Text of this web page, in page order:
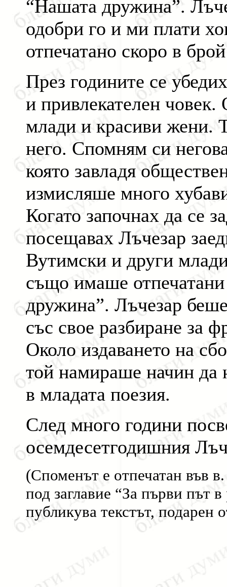
“Нашата дружина”.
одобри го и ми плати
отпечатано скоро в
През годините се
и привлекателен човек.
млади и красиви жени.
него. Спомням си
която завладя
измисляше много
Когато започнах да се
посещавах Лъчезар
Вутимски и други
също имаше отпечатани
дружина”. Лъчезар
със свое разбиране за
Около издаването на
той намираше начин да
в младата поезия.
След много години
осемдесетгодишния
(Споменът е отпечатан във
под заглавие “За първи път
публикува текстът, подарен